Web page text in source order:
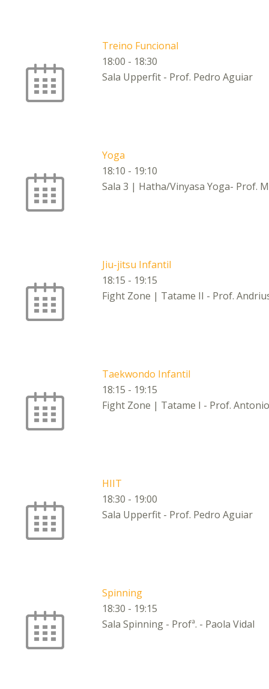
Treino Funcional
18:00 - 18:30
Sala Upperfit - Prof. Pedro Aguiar
Yoga
18:10 - 19:10
Sala 3 | Hatha/Vinyasa Yoga- Prof.
Jiu-jitsu Infantil
18:15 - 19:15
Fight Zone | Tatame II - Prof.
Taekwondo Infantil
18:15 - 19:15
Fight Zone | Tatame I - Prof.
HIIT
18:30 - 19:00
Sala Upperfit - Prof. Pedro Aguiar
Spinning
18:30 - 19:15
Sala Spinning - Profª. - Paola Vidal